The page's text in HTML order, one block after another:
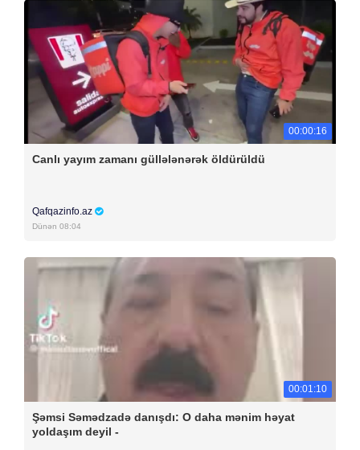
00:00:16
Canlı yayım zamanı güllələnərək öldürüldü
Qafqazinfo.az
Dünən 08:04
00:01:10
Şəmsi Səmədzadə danışdı: O daha mənim həyat
yoldaşım deyil -